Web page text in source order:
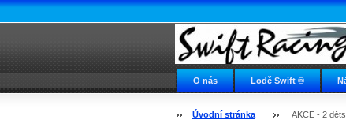
O nás Lodě Swift ®
Napište nám Swift ve světě
Úvodní stránka AKCE - 2